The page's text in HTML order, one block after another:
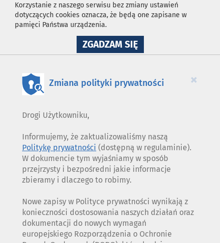
Korzystanie z naszego serwisu bez zmiany ustawień
dotyczących cookies oznacza, że będą one zapisane w
pamięci Państwa urządzenia.
ZGADZAM SIĘNA
WYKORZYSTANIE
×
Zmiana polityki prywatności
Drogi Użytkowniku,
Informujemy, że zaktualizowaliśmy naszą
Politykę prywatności (dostępną w regulaminie).
W dokumencie tym wyjaśniamy w sposób
przejrzysty i bezpośredni jakie informacje
zbieramy i dlaczego to robimy.
Nowe zapisy w Polityce prywatności wynikają z
konieczności dostosowania naszych działań oraz
dokumentacji do nowych wymagań
europejskiego Rozporządzenia o Ochronie